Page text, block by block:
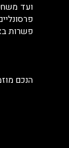
ועד
פשרות
הנכם